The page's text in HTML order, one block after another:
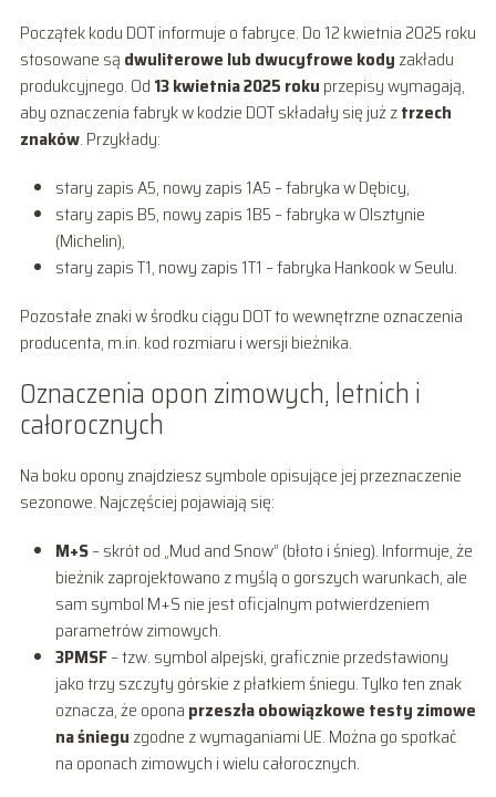
Początek kodu DOT informuje o fabryce. Do 12 kwietnia 2025 roku
stosowane są dwuliterowe lub dwucyfrowe kody zakładu
produkcyjnego. Od 13 kwietnia 2025 roku przepisy wymagają,
aby oznaczenia fabryk w kodzie DOT składały się już ztrzech
znaków. Przykłady:
stary zapis A5, nowy zapis 1A5 – fabryka w Dębicy,
stary zapis B5, nowy zapis 1B5 – fabryka w Olsztynie
(Michelin),
stary zapis T1, nowy zapis 1T1 – fabryka Hankook w Seulu.
Pozostałe znaki w środku ciągu DOT to wewnętrzne oznaczenia
producenta, m.in. kod rozmiaru i wersji bieżnika.
Oznaczenia opon zimowych, letnich i
całorocznych
Na boku opony znajdziesz symbole opisujące jej przeznaczenie
sezonowe. Najczęściej pojawiają się:
M+S– skrót od „Mud and Snow” (błoto i śnieg). Informuje, że
bieżnik zaprojektowano z myślą o gorszych warunkach, ale
sam symbol M+S nie jest oficjalnym potwierdzeniem
parametrów zimowych.
3PMSF– tzw. symbol alpejski, graficznie przedstawiony
jako trzy szczyty górskie z płatkiem śniegu. Tylko ten znak
oznacza, że opona przeszła obowiązkowe testy zimowe
na śniegu zgodne z wymaganiami UE. Można go spotkać
na oponach zimowych i wielu całorocznych.